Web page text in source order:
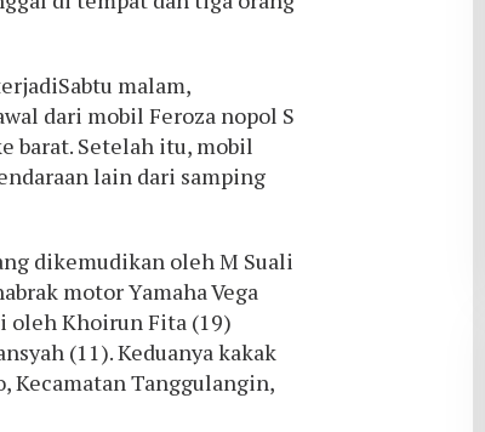
malam,
dari mobil Feroza nopol S
barat. Setelah itu, mobil
lain dari samping
dikemudikan oleh M Suali
motor Yamaha Vega
oleh Khoirun Fita (19)
(11). Keduanya kakak
Kecamatan Tanggulangin,